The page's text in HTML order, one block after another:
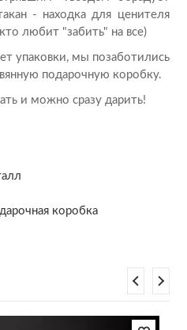
- находка для ценителя
любит "забить" на все)
упаковки, мы позаботились
подарочную коробку.
и можно сразу дарить!
коробка